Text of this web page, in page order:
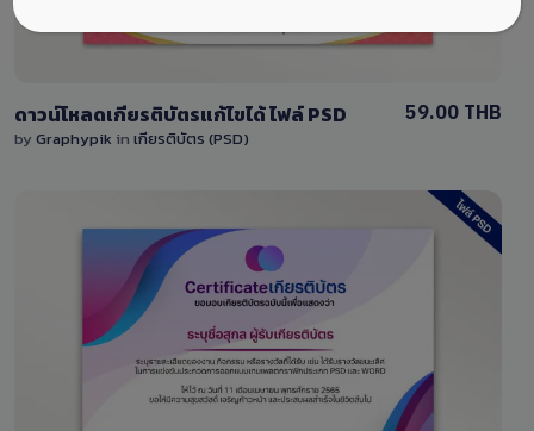
ดาวน์โหลดเกียรติบัตรแก้ไขได้ ไฟล์ PSD
by Graphypik in เกียรติบัตร (PSD)
59.00 THB
View Details
2 Sales